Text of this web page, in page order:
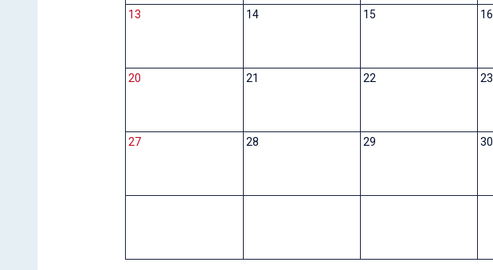
13 14 15 16
20 21 22 23
27 28 29 30